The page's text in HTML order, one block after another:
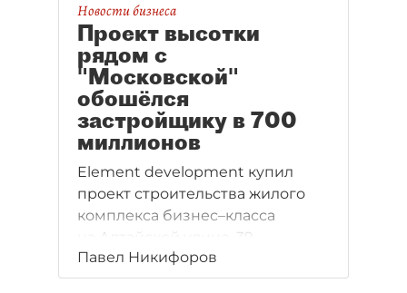
Новости бизнеса
Проект высотки
рядом с
"Московской"
обошёлся
застройщику в 700
миллионов
Element development купил
проект строительства жилого
комплекса бизнес–класса
на Алтайской улице, 39,
в Московском районе.
Павел Никифоров